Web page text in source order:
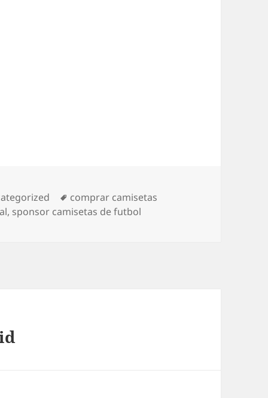
Etiquetas
comprar camisetas
, sponsor camisetas de futbol